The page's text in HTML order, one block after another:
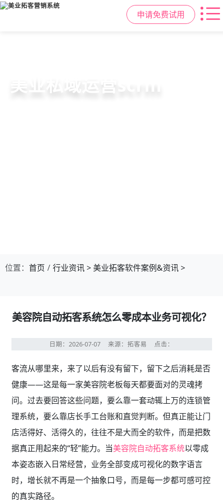
申请免费试用
美业全域引流获客+私域运营增长方
6套美业拓客营销方案组合，200套微
信拓客模板，帮助美业商家快速引流
从拉新、转化、复购到裂变转介绍面
面俱到，赋能美容顾问销售，实现客
客流从哪里来，来了以后有没有留下，留下之后消耗是否
理系统，要么靠店长手工台账和直觉判断。但真正能让门
据真正用起来的“轻”能力。当美容院自动拓客系统
本姿态嵌入日常经营，业务全部变成可视化的数字语言
时，增长就不再是一个抽象口号，而是每一步都可感可控
的真实路径。
一、让数据代替人跑腿，重构门店的流转逻辑
传统软件之所以被很多中小门店拒之门外，不是因为功能
不够，而是因为太重、太贵、太难上手。门店需要的是一
个能把客流、转化、消耗这些业务节点自动串起来的系